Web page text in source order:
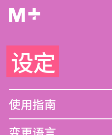
设定
使用指南